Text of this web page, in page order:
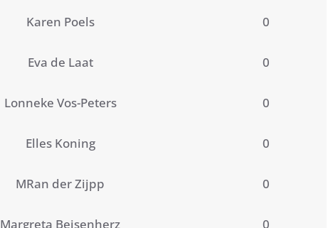
Karen Poels 0
Eva de Laat 0
Lonneke Vos-Peters 0
Elles Koning 0
MRan der Zijpp 0
Margreta Beisenherz 0